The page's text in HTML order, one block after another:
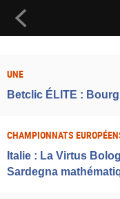
UNE
Betclic ÉLITE :
CHAMPIONNATS
Italie : La Virtus
Sardegna